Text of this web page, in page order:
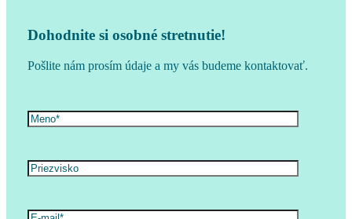
Dohodnite si osobné stretnutie!
Pošlite nám prosím údaje a my vás budeme kontaktovať.